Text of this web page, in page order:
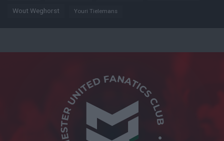
Wout Weghorst Youri Tielemans